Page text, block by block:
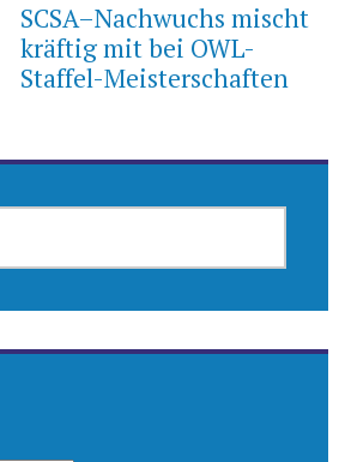
SCSA–Nachwuchs mischt
kräftig mit bei OWL-
Staffel-Meisterschaften